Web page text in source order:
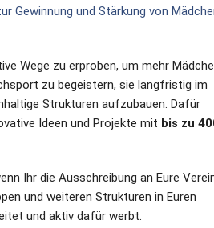
Gewinnung und Stärkung von
Wege zu erproben, um mehr
zu begeistern, sie langfristig im
Strukturen aufzubauen. Dafür
Ideen und Projekte mit bis zu
Ihr die Ausschreibung an Eure
und weiteren Strukturen in Euren
und aktiv dafür werbt.